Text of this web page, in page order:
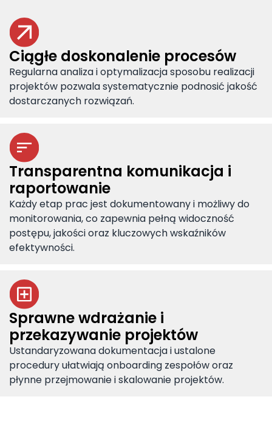
Ciągłe doskonalenie procesów
Regularna analiza i optymalizacja sposobu realizacji
projektów pozwala systematycznie podnosić jakość
dostarczanych rozwiązań.
Transparentna komunikacja i
raportowanie
Każdy etap prac jest dokumentowany i możliwy do
monitorowania, co zapewnia pełną widoczność
postępu, jakości oraz kluczowych wskaźników
efektywności.
Sprawne wdrażanie i
przekazywanie projektów
Ustandaryzowana dokumentacja i ustalone
procedury ułatwiają onboarding zespołów oraz
płynne przejmowanie i skalowanie projektów.